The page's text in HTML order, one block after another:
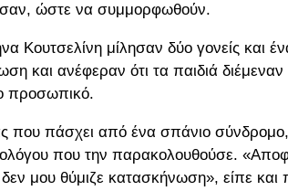
ώστε να συμμορφωθούν.
Κουτσελίνη μίλησαν δύο γονείς και
και ανέφεραν ότι τα παιδιά
προσωπικό.
πάσχει από ένα σπάνιο σύνδρομο,
που την παρακολουθούσε.
μου θύμιζε κατασκήνωση», είπε και